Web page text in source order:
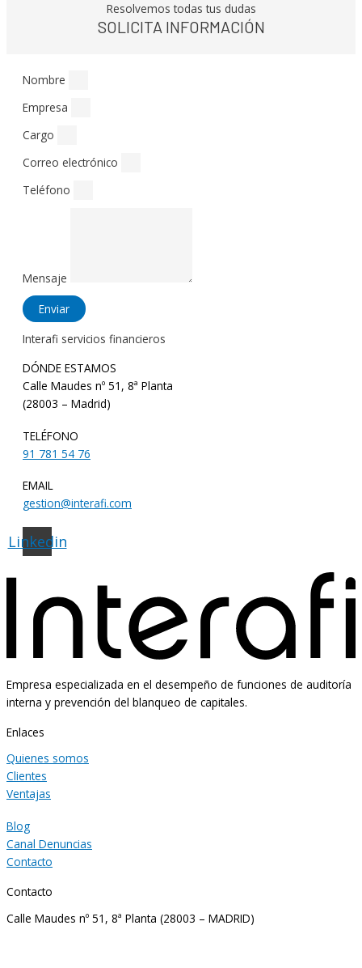
Resolvemos todas tus dudas
SOLICITA INFORMACIÓN
Nombre
Empresa
Cargo
Correo electrónico
Teléfono
Mensaje
Enviar
Interafi servicios financieros
DÓNDE ESTAMOS
Calle Maudes nº 51, 8ª Planta
(28003 – Madrid)
TELÉFONO
91 781 54 76
EMAIL
gestion@interafi.com
Linkedin
Empresa especializada en el desempeño de funciones de auditoría
interna y prevención del blanqueo de capitales.
Enlaces
Quienes somos
Clientes
Ventajas
Blog
Canal Denuncias
Contacto
Contacto
Calle Maudes nº 51, 8ª Planta (28003 – MADRID)